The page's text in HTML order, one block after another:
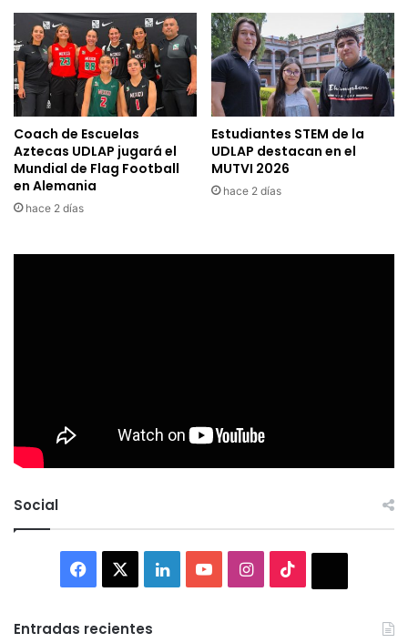
Coach de Escuelas
Aztecas UDLAP jugará el
Mundial de Flag Football
en Alemania
hace 2 días
Estudiantes STEM de la
UDLAP destacan en el
MUTVI 2026
hace 2 días
Social
Facebook LinkedInYouTubeInstagram
Entradas recientes